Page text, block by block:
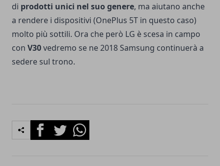
di prodotti unici nel suo genere, ma aiutano anche
a rendere i dispositivi (OnePlus 5T in questo caso)
molto più sottili. Ora che però LG è scesa in campo
con V30vedremo se ne 2018 Samsung continuerà a
sedere sul trono.
FacebookTwitterWhatsapp